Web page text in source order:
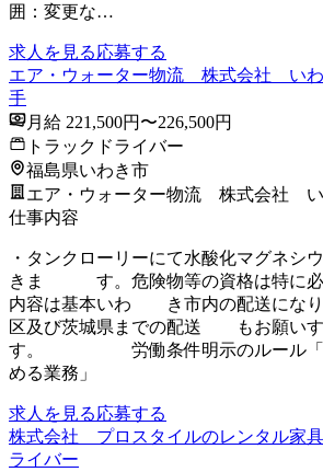
囲：変更な…
求人を見る応募する
エア・ウォーター物流 株式会社 いわ
手
月給 221,500円〜226,500円
トラックドライバー
福島県いわき市
エア・ウォーター物流 株式会社
仕事内容
・タンクローリーにて水酸化マグネシ
きま す。危険物等の資格は特に必
内容は基本いわ き市内の配送になり
区及び茨城県までの配送 もお願いす
す。 労働条件明示のルール「変
める業務」
求人を見る応募する
株式会社 プロスタイルのレンタル家
ライバー